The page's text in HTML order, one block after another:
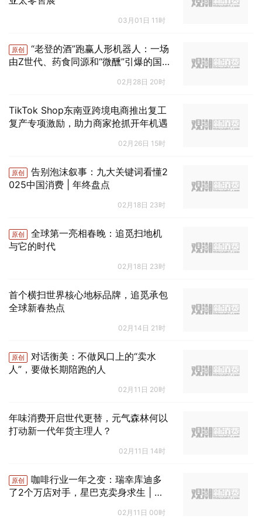
03月01日 11时
原创
“老登的酒”跑赢人形机器人：一场
由Z世代、药食同源和“微醺”引爆的国
02月28日 20时
TikTok Shop东南亚跨境电商推出复工
复产专项激励，助力商家抢抓开年机遇
02月26日 15时
原创
告别泡沫叙事：九大关键词看懂2
025中国消费 | 年终盘点
02月18日 23时
原创
全球第一亮相春晚：追觅扫地机
与它的时代
02月18日 23时
首个横扫世界核心地标品牌，追觅承包
全球新春热点
02月14日 21时
原创
对话衡美：不做风口上的“卖水
人”，要做长期陪跑的人
02月11日 20时
年味消费开启世代更替，元气森林何以
打动新一代年货主理人？
02月11日 14时
原创
咖啡行业一年之变：瑞幸库迪多
了2个万店对手，星巴克卖身求生 | 年
02月11日 00时